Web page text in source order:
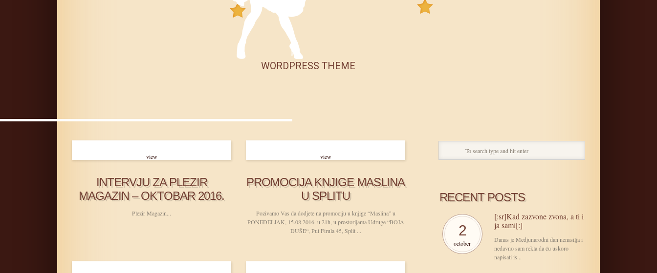
WORDPRESS THEME
view
INTERVJU ZA PLEZIR
MAGAZIN – OKTOBAR 2016.
Plezir Magazin...
view
PROMOCIJA KNJIGE MASLINA
U SPLITU
Pozivamo Vas da dodjete na promociju u knjige “Maslina” u
PONEDELJAK, 15.08.2016. u 21h, u prostorijama Udruge “BOJA
DUŠE“, Put Firula 45, Split ...
RECENT POSTS
2
october
[:sr]Kad zazvone zvona, a ti i
ja sami[:]
Danas je Medjunarodni dan nenasilja i
nedavno sam rekla da ću uskoro
napisati is...